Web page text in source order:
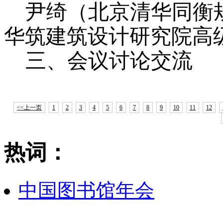
尹绮（北京清华同衡
华筑建筑设计研究院高
三、会议讨论交流
<<上一页 1 2 3 4 5 6 7 8 9 10 11 12
热词：
中国图书馆年会